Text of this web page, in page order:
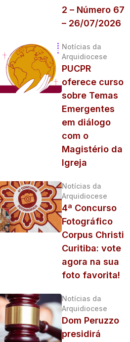
2 – Número 67
– 26/07/2026
Notícias da
Arquidiocese
PUCPR
oferece curso
sobre Temas
Emergentes
em diálogo
com o
Magistério da
Igreja
Notícias da
Arquidiocese
4ª Concurso
Fotográfico
Corpus Christi
Curitiba: vote
agora na sua
foto favorita!
Notícias da
Arquidiocese
Dom Peruzzo
presidirá